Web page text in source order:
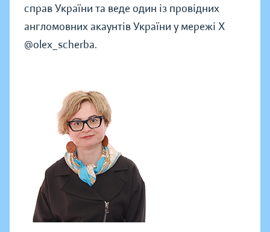
справ України та веде один із провідних
англомовних акаунтів України у мережі Х
@olex_scherba.